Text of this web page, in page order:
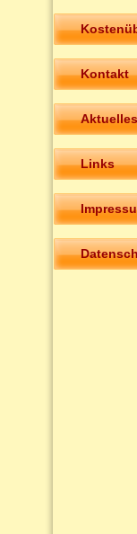
Kontakt
Aktuelles
Links